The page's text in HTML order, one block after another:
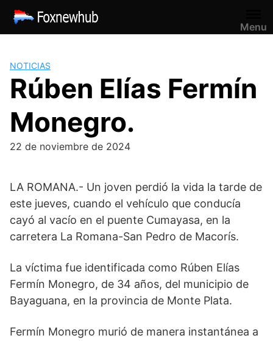
Saltar
contenido
Menu
NOTICIAS
Rúben Elías Fermín
Monegro.
22 de noviembre de 2024
LA ROMANA.- Un joven perdió la vida la tarde de
este jueves, cuando el vehículo que conducía
cayó al vacío en el puente Cumayasa, en la
carretera La Romana-San Pedro de Macorís.
La víctima fue identificada como Rúben Elías
Fermín Monegro, de 34 años, del municipio de
Bayaguana, en la provincia de Monte Plata.
Fermín Monegro murió de manera instantánea a